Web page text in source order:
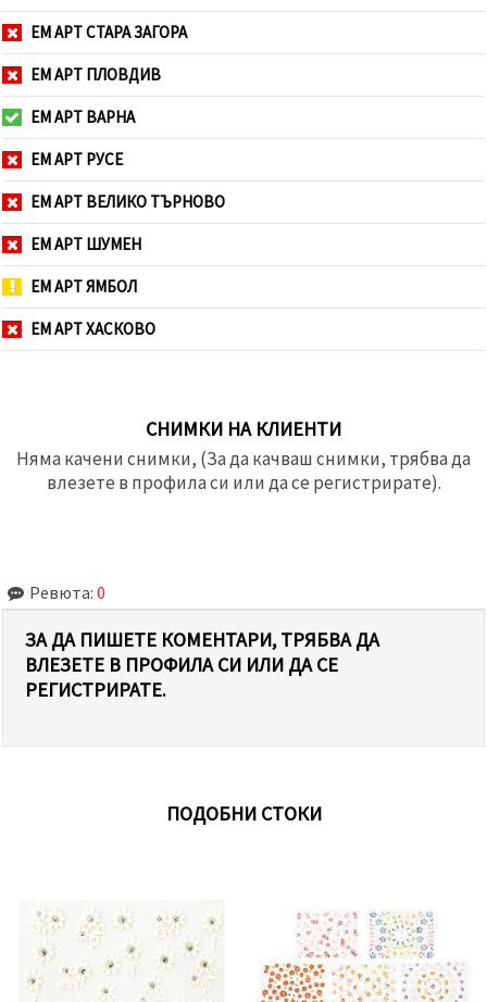
ЕМ АРТ СТАРА ЗАГОРА
ЕМ АРТ ПЛОВДИВ
ЕМ АРТ ВАРНА
ЕМ АРТ РУСЕ
ЕМ АРТ ВЕЛИКО ТЪРНОВО
ЕМ АРТ ШУМЕН
ЕМ АРТ ЯМБОЛ
ЕМ АРТ ХАСКОВО
СНИМКИ НА КЛИЕНТИ
Няма качени снимки, (За да качваш снимки, трябва да
влезете в профила си или да се регистрирате).
Ревюта: 0
ЗА ДА ПИШЕТЕ КОМЕНТАРИ, ТРЯБВА ДА
ВЛЕЗЕТЕ В ПРОФИЛА СИ ИЛИ ДА СЕ
РЕГИСТРИРАТЕ.
ПОДОБНИ СТОКИ